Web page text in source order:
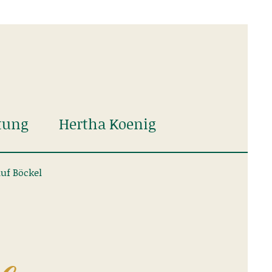
Böckel
Hertha Koenig